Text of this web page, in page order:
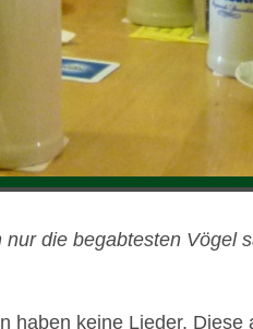
die begab­testen Vögel
haben keine Lieder.